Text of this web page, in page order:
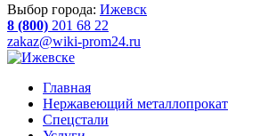
Выбор города: Ижевск
8 (800) 201 68 22
zakaz@wiki-prom24.ru
Главная
Нержавеющий металлопрокат
Спецстали